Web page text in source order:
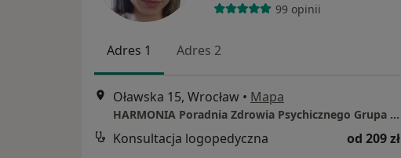
99 opinii
Adres 1 Adres 2
Oławska 15, Wrocław • Mapa
HARMONIA Poradnia Zdrowia Psychicznego Grupa LUX MED / PROFEMED Wrocław - Oławska 15
Konsultacja logopedyczna od 209 zł